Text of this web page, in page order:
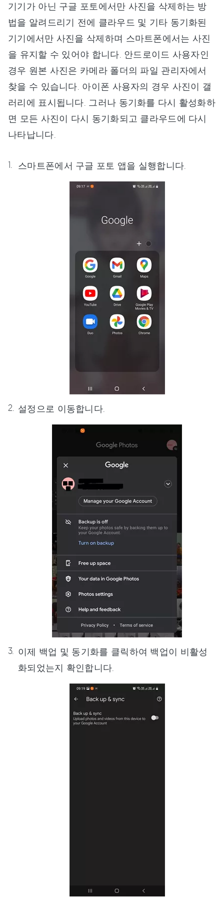
기기가 아닌 구글 포토에서만 사진을 삭제하는 방
법을 알려드리기 전에 클라우드 및 기타 동기화된
기기에서만 사진을 삭제하며 스마트폰에서는 사진
을 유지할 수 있어야 합니다. 안드로이드 사용자인
경우 원본 사진은 카메라 폴더의 파일 관리자에서
찾을 수 있습니다. 아이폰 사용자의 경우 사진이 갤
러리에 표시됩니다. 그러나 동기화를 다시 활성화하
면 모든 사진이 다시 동기화되고 클라우드에 다시
나타납니다.
스마트폰에서 구글 포토 앱을 실행합니다.
설정으로 이동합니다.
이제 백업 및 동기화를 클릭하여 백업이 비활성
화되었는지 확인합니다.